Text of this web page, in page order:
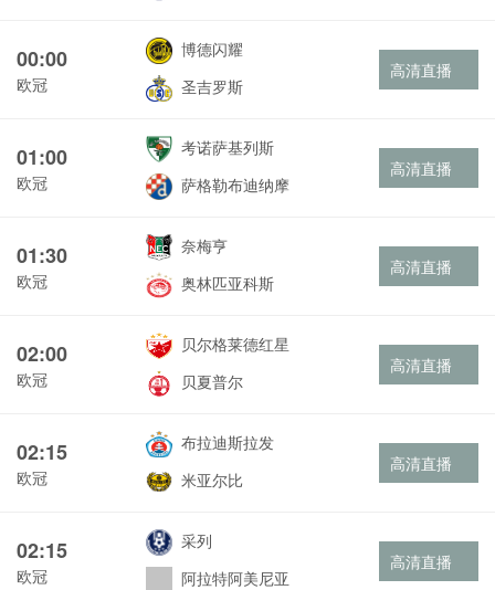
00:00
欧冠
博德闪耀
圣吉罗斯
高清直播
01:00
欧冠
考诺萨基列斯
萨格勒布迪纳摩
高清直播
01:30
欧冠
奈梅亨
奥林匹亚科斯
高清直播
02:00
欧冠
贝尔格莱德红星
贝夏普尔
高清直播
02:15
欧冠
布拉迪斯拉发
米亚尔比
高清直播
02:15
欧冠
采列
阿拉特阿美尼亚
高清直播